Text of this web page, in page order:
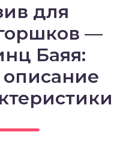
для
—
Баяя: